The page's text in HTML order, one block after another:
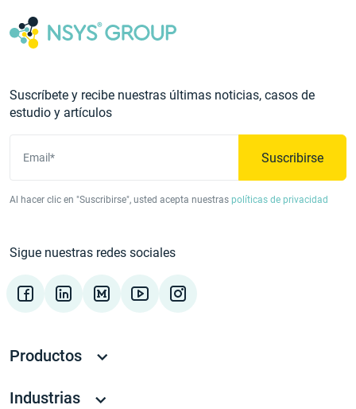
Suscríbete y recibe nuestras últimas noticias, casos de
estudio y artículos
Email* Suscribirse
Al hacer clic en "Suscribirse", usted acepta nuestras políticas de privacidad
Sigue nuestras redes sociales
Productos
Industrias